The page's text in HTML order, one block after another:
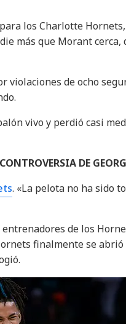
los Charlotte
más que Morant
de ocho
vivo y perdió casi
DE
. «La pelota no ha sido
de los
finalmente se